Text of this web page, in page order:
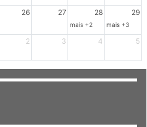
26 27 28 29
mais +2 mais +3
2 3 4 5